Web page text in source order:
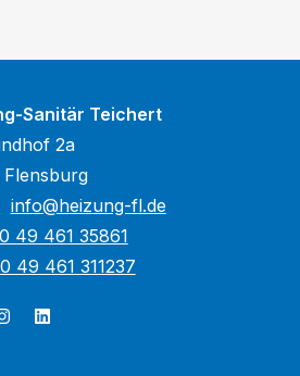
Sanitär Teichert
2a
info@heizung-fl.de
49 461 35861
49 461 311237